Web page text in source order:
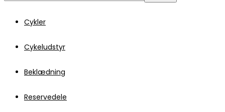
Cykler
Cykeludstyr
Beklædning
Reservedele